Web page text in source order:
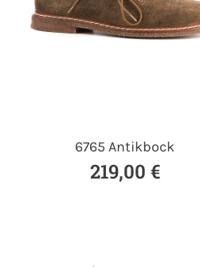
6765 Antikbock
219,00 €